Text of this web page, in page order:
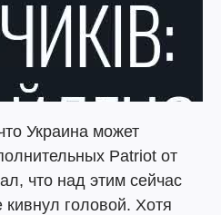
Украина может
Patriot от
что над этим сейчас
головой. Хотя